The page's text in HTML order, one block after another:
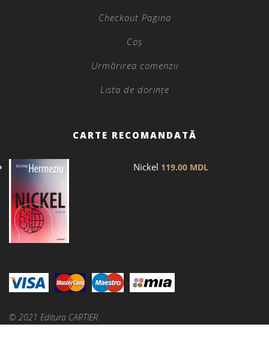
Checkout Pagina
Coș
Urmărirea comenzii
Lista de dorințe
CARTE RECOMANDATĂ
Nickel 119.00 MDL
© 2021 Editura CARTIER.